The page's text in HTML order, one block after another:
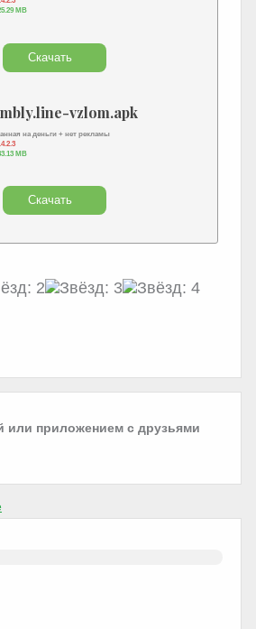
MB
Скачать
vzlom.apk
на деньги + нет рекламы
MB
Скачать
или приложением с друзьями